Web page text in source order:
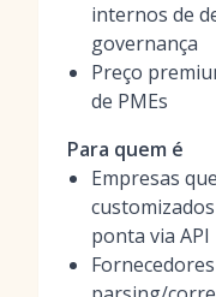
internos de
governança
Preço
de PMEs
Para quem é
Empresas
ponta via API